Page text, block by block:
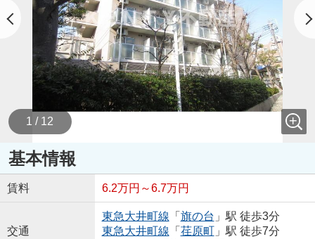
1 / 12
基本情報
賃料 6.2万円～6.7万円
交通
東急大井町線 「 旗の台 」駅 徒歩3分
東急大井町線 「 荏原町」駅 徒歩7分